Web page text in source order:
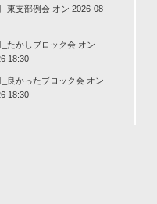
_東支部例会 オン 2026-08-
_たかしブロック会 オン
18:30
_良かったブロック会 オン
18:30